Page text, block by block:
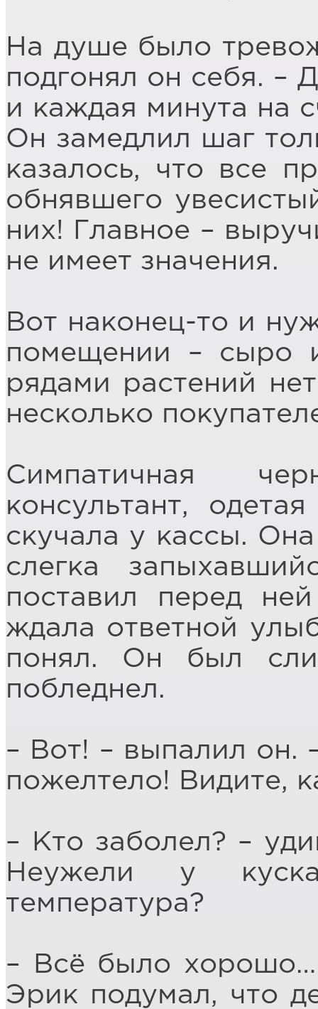
На душе было
подгонял он себя. –
и каждая минута на
Он замедлил шаг
казалось, что все
обнявшего
них! Главное –
не имеет значения.
Вот наконец-то и
помещении – сыро
рядами растений
несколько
Симпатичная
консультант,
скучала у кассы.
слегка
поставил перед
ждала ответной
понял. Он был
побледнел.
– Вот! – выпалил он.
пожелтело! Видите,
– Кто заболел? –
Неужели у
температура?
– Всё было
Эрик подумал, что